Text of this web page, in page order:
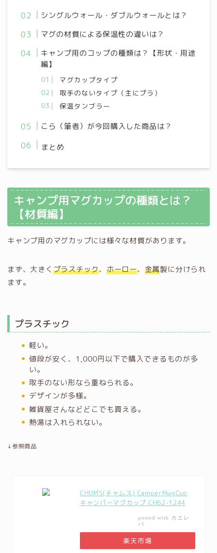
シングルウォール・ダブルウォールとは？
マグの材質による保温性の違いは？
キャンプ用のコップの種類は？【形状・用途
編】
マグカップタイプ
取手のないタイプ（主にプラ）
保温タンブラー
こら（筆者）が今回購入した商品は？
まとめ
キャンプ用マグカップの種類とは？
【材質編】
キャンプ用のマグカップには様々な材質があります。
まず、大きく プラスチック、 ホーロー、 金属製に分けられ
ます。
プラスチック
軽い。
値段が安く、1,000円以下で購入できるものが多
い。
取手のない形なら重ねられる。
デザインが多様。
雑貨屋さんなどどこでも買える。
熱湯は入れられない。
↓参照商品
CHUMS(チャムス) CamperMugCup
キャンパーマグカップ CH62-1244
posted with カエレ
バ
楽天市場